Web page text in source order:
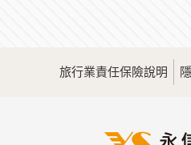
旅行業責任保險說明